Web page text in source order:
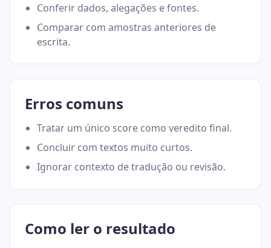
Conferir dados, alegações e fontes.
Comparar com amostras anteriores de
escrita.
Erros comuns
Tratar um único score como veredito final.
Concluir com textos muito curtos.
Ignorar contexto de tradução ou revisão.
Como ler o resultado